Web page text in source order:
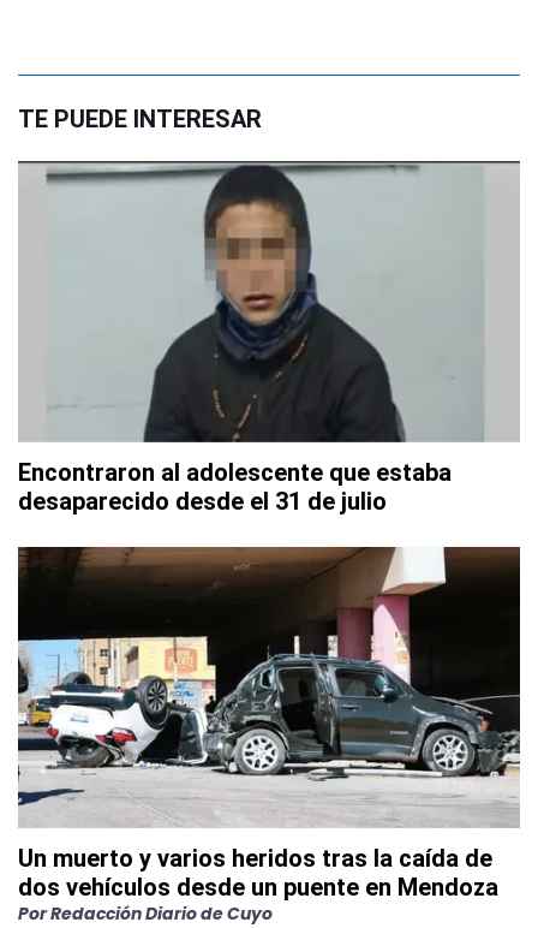
TE PUEDE INTERESAR
Encontraron al adolescente que estaba
desaparecido desde el 31 de julio
Un muerto y varios heridos tras la caída de
dos vehículos desde un puente en Mendoza
PorRedacción Diario de Cuyo